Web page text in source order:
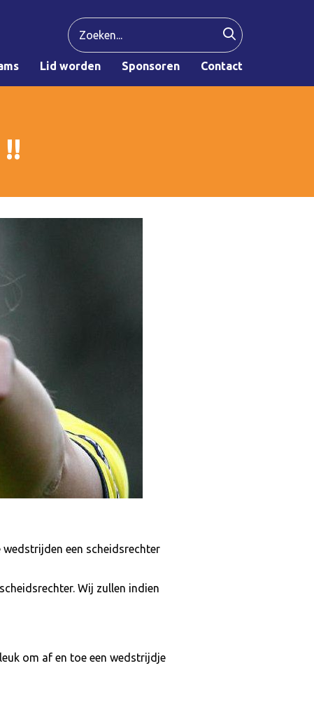
Lid worden Sponsoren Contact
een scheidsrechter
Wij zullen indien
om af en toe een wedstrijdje